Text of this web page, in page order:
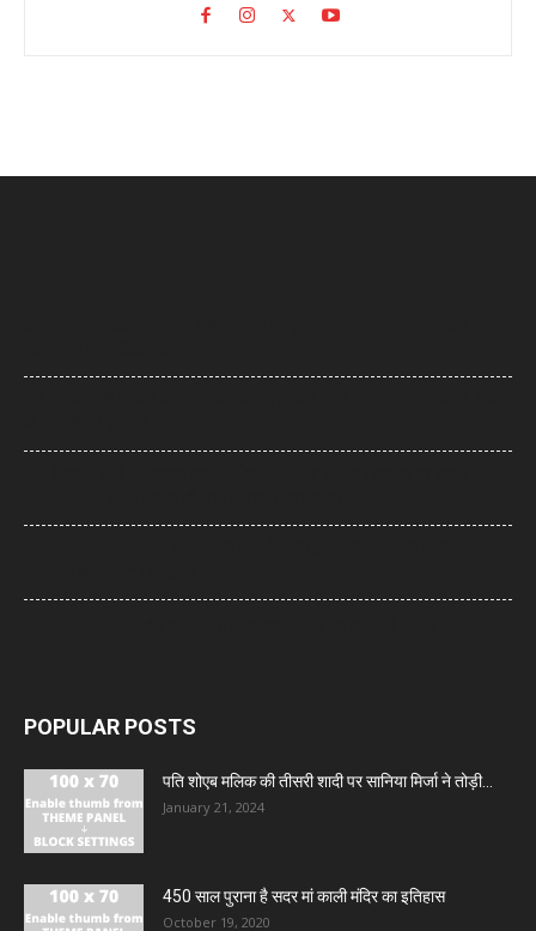
POPULAR POSTS
पति शोएब मलिक की तीसरी शादी पर सानिया मिर्जा ने तोड़ी...
January 21, 2024
450 साल पुराना है सदर मां काली मंदिर का इतिहास
October 19, 2020